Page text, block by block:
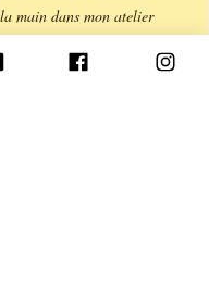
main dans mon atelier
est une création unique